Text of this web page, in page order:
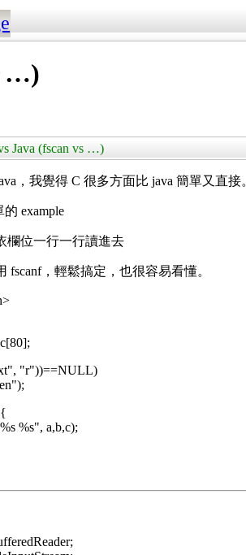
…)
Java (fscan vs …)
，我覺得 C 很多方面比 java 簡單又直
example
欄位一行一行讀進去
fscanf，輕鬆搞定，也很容易看懂。
"r"))==NULL)
%s", a,b,c);